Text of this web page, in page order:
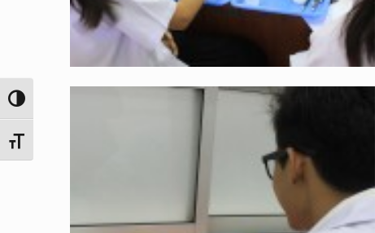
Toggle High Contrast
Toggle Font size